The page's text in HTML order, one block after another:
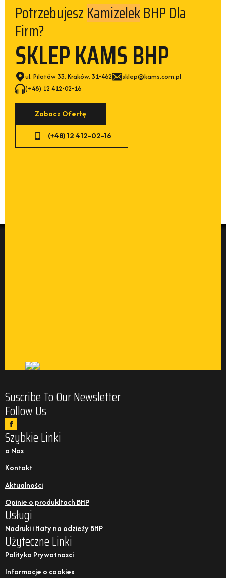
PotrzebujeszKamizelekBHP Dla
Firm?
SKLEP KAMS BHP
ul. Pilotów 33, Kraków, 31-462
sklep@kams.com.pl
(+48) 12 412-02-16
Zobacz Ofertę
(+48) 12 412-02-16
Suscribe To Our Newsletter
Follow Us
Szybkie Linki
o Nas
Kontakt
Aktualności
Opinie o produkltach BHP
Usługi
Nadruki i Haty na odzieży BHP
Użyteczne Linki
Polityka Prywatnosci
Informacje o cookies